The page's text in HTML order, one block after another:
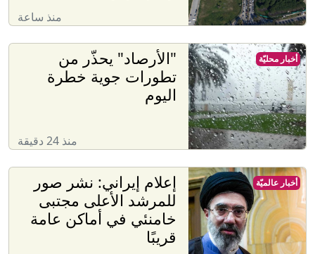
منذ ساعة
"الأرصاد" يحذّر من
تطورات جوية خطرة
اليوم
منذ 24 دقيقة
أخبار محليّة
إعلام إيراني: نشر صور
للمرشد الأعلى مجتبى
خامنئي في أماكن عامة
قريبًا
أخبار عالميّة